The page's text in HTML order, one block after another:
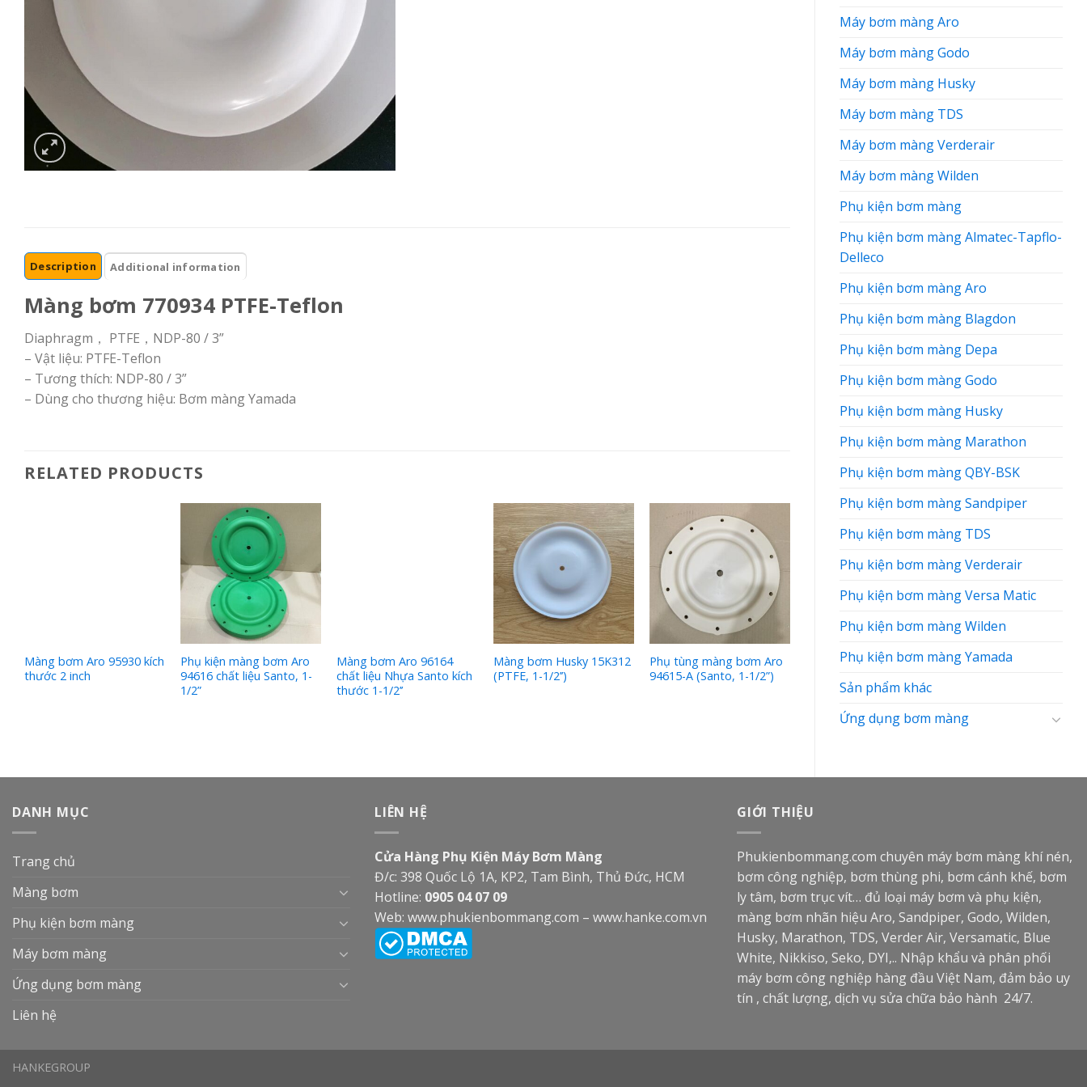
Máy bơm màng Aro
Máy bơm màng Godo
Máy bơm màng Husky
Máy bơm màng TDS
Máy bơm màng Verderair
Máy bơm màng Wilden
Phụ kiện bơm màng
Phụ kiện bơm màng Almatec-Tapflo-
Delleco
Phụ kiện bơm màng Aro
Phụ kiện bơm màng Blagdon
Phụ kiện bơm màng Depa
Phụ kiện bơm màng Godo
Phụ kiện bơm màng Husky
Phụ kiện bơm màng Marathon
Phụ kiện bơm màng QBY-BSK
Phụ kiện bơm màng Sandpiper
Phụ kiện bơm màng TDS
Phụ kiện bơm màng Verderair
Phụ kiện bơm màng Versa Matic
Phụ kiện bơm màng Wilden
Phụ kiện bơm màng Yamada
Sản phẩm khác
Ứng dụng bơm màng
Description Additional information
Màng bơm 770934 PTFE-Teflon
Diaphragm， PTFE，NDP-80 / 3”
– Vật liệu: PTFE-Teflon
– Tương thích: NDP-80 / 3”
– Dùng cho thương hiệu: Bơm màng Yamada
RELATED PRODUCTS
Màng bơm Aro 95930 kích
thước 2 inch
Phụ kiện màng bơm Aro
94616 chất liệu Santo, 1-
1/2”
Màng bơm Aro 96164
chất liệu Nhựa Santo kích
thước 1-1/2’’
Màng bơm Husky 15K312
(PTFE, 1-1/2’’)
Phụ tùng màng bơm Aro
94615-A (Santo, 1-1/2”)
Phụ kiện màng bơm Aro
DANH MỤC
Trang chủ
Màng bơm
Phụ kiện bơm màng
Máy bơm màng
Ứng dụng bơm màng
Liên hệ
LIÊN HỆ
Cửa Hàng Phụ Kiện Máy Bơm Màng
Đ/c: 398 Quốc Lộ 1A, KP2, Tam Bình, Thủ Đức, HCM
Hotline: 0905 04 07 09
Web: www.phukienbommang.com – www.hanke.com.vn
GIỚI THIỆU
Phukienbommang.com chuyên máy bơm màng khí nén,
bơm công nghiệp, bơm thùng phi, bơm cánh khế, bơm
ly tâm, bơm trục vít… đủ loại máy bơm và phụ kiện,
màng bơm nhãn hiệu Aro, Sandpiper, Godo, Wilden,
Husky, Marathon, TDS, Verder Air, Versamatic, Blue
White, Nikkiso, Seko, DYI,.. Nhập khẩu và phân phối
máy bơm công nghiệp hàng đầu Việt Nam, đảm bảo uy
tín , chất lượng, dịch vụ sửa chữa bảo hành 24/7.
HANKEGROUP